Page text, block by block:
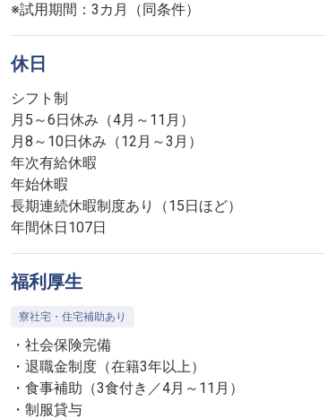
※試用期間：3カ月（同条件）
休日
シフト制
月5～6日休み（4月～11月）
月8～10日休み（12月～3月）
年次有給休暇
年始休暇
長期連続休暇制度あり（15日ほど）
年間休日107日
福利厚生
寮社宅・住宅補助あり
・社会保険完備
・退職金制度（在籍3年以上）
・食事補助（3食付き／4月～11月）
・制服貸与